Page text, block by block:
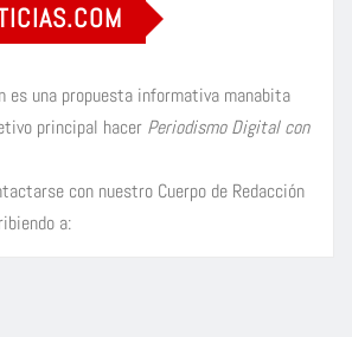
es una propuesta informativa manabita
principal hacer Periodismo Digital con
con nuestro Cuerpo de Redacción
a: